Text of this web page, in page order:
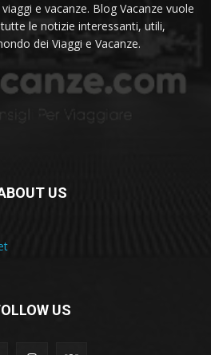
e vacanze. Blog Vacanze vuole
le notizie interessanti, utili,
dei Viaggi e Vacanze.
US
US